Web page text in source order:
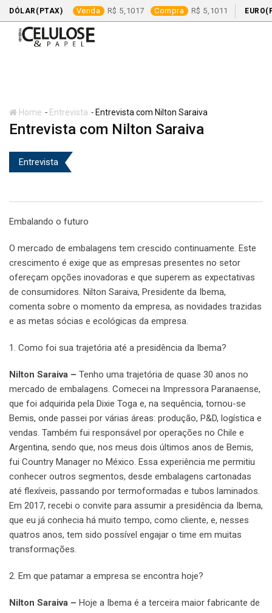
DÓLAR(PTAX) Venda 5,1017 Compra 5,1011
Home - Entrevista - Entrevista com Nilton Saraiva
Entrevista com Nilton Saraiva
Entrevista
Embalando o futuro
O mercado de embalagens tem crescido continuamente. Este
crescimento é exige que as empresas presentes no setor
ofereçam opções inovadoras e que superem as expectativas
de consumidores. Nilton Saraiva, Presidente da Ibema,
comenta sobre o momento da empresa, as novidades trazidas
e as metas sócias e ecológicas da empresa.
1. Como foi sua trajetória até a presidência da Ibema?
Nilton Saraiva – Tenho uma trajetória de quase 30 anos no
mercado de embalagens. Comecei na Impressora Paranaense,
que foi adquirida pela Dixie Toga e, na sequência, tornou-se
Bemis, onde passei por várias áreas: produção, P&D, logística e
vendas. Também fui responsável por operações no Chile e
Argentina, sendo que, nos meus dois últimos anos de Bemis,
fui Country Manager no México. Essa experiência me permitiu
conhecer outros segmentos, desde embalagens cartonadas
até flexíveis, passando por termoformadas e tubos laminados.
Em 2017, recebi o convite para assumir a presidência da Ibema,
que eu já conhecia há muito tempo, como cliente, e, nesses
quatros anos, tem sido possível engajar o time em muitas
transformações.
2. Em que patamar a empresa se encontra hoje?
Nilton Saraiva – Hoje a Ibema é a terceira maior fabricante de